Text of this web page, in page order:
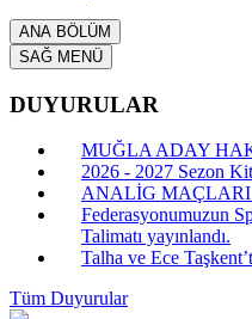
ANA BÖLÜM
SAĞ MENÜ
DUYURULAR
MUĞLA ADAY
2026 - 2027 Sezon
ANALİG
Federasyonumuzun
Talimatı yayınlandı.
Talha ve Ece
Tüm Duyurular